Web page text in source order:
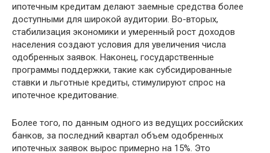
ипотечным кредитам делают заемные средства более
доступными для широкой аудитории. Во-вторых,
стабилизация экономики и умеренный рост доходов
населения создают условия для увеличения числа
одобренных заявок. Наконец, государственные
программы поддержки, такие как субсидированные
ставки и льготные кредиты, стимулируют спрос на
ипотечное кредитование.
Более того, по данным одного из ведущих российских
банков, за последний квартал объем одобренных
ипотечных заявок вырос примерно на 15%. Это